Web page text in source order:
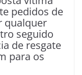
pedidos de
qualquer
seguido
de resgate
para os